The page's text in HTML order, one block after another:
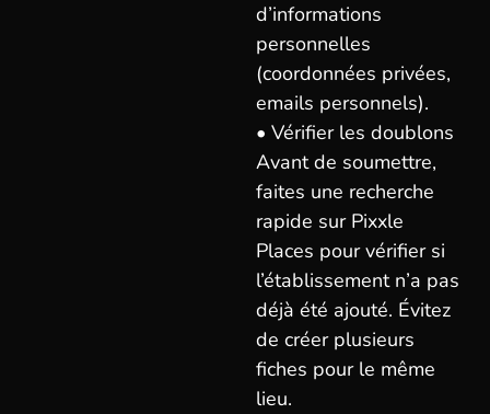
d’informations
personnelles
(coordonnées privées,
emails personnels).
• Vérifier les doublons
Avant de soumettre,
faites une recherche
rapide sur Pixxle
Places pour vérifier si
l’établissement n’a pas
déjà été ajouté. Évitez
de créer plusieurs
fiches pour le même
lieu.